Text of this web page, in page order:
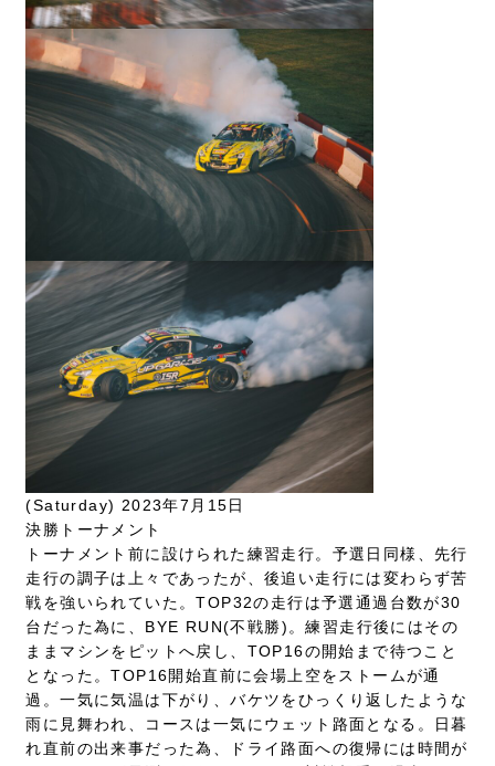
(Saturday) 2023年7月15日
決勝トーナメント
トーナメント前に設けられた練習走行。予選日同様、先行
走行の調子は上々であったが、後追い走行には変わらず苦
戦を強いられていた。TOP32の走行は予選通過台数が30
台だった為に、BYE RUN(不戦勝)。練習走行後にはその
ままマシンをピットへ戻し、TOP16の開始まで待つこと
となった。TOP16開始直前に会場上空をストームが通
過。一気に気温は下がり、バケツをひっくり返したような
雨に見舞われ、コースは一気にウェット路面となる。日暮
れ直前の出来事だった為、ドライ路面への復帰には時間が